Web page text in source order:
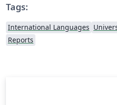
Tags:
International Languages
Reports